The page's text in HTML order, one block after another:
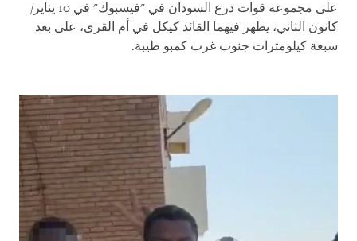
على مجموعة قوات درع السودان في "فيسبوك" في 10 يناير/
كانون الثاني، يظهر فيهما القائد كيكل في أم القرى، على بعد
سبعة كيلومترات جنوب غرب كمبو طيبة.